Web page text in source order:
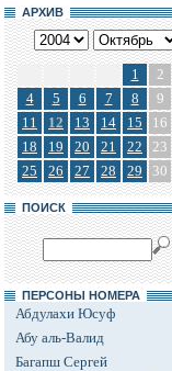
АРХИВ
1 2
4
5 6 7 8 9
11
12 13 14 15 16
18
19 20 21 22 23
25
26 27 28 29 30
ПОИСК
ПЕРСОНЫ НОМЕРА
Абдулахи Юсуф
Абу аль-Валид
Багапш Сергей